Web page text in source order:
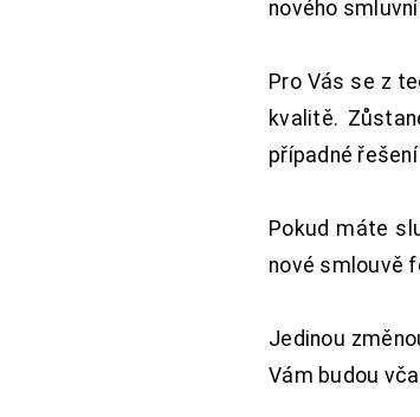
nového
Pro Vás se z
kvalitě.
případné
Pokud máte
nové smlouvě
Jedinou
Vám budou